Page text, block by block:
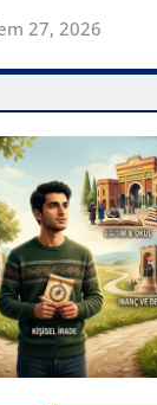
27, 2026